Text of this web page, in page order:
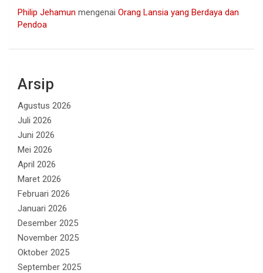
Philip Jehamun mengenai Orang Lansia yang Berdaya dan
Pendoa
Arsip
Agustus 2026
Juli 2026
Juni 2026
Mei 2026
April 2026
Maret 2026
Februari 2026
Januari 2026
Desember 2025
November 2025
Oktober 2025
September 2025